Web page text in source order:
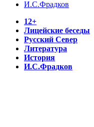
И.С.Фрадков
12+
Лицейские беседы
Русский Север
Литература
История
И.С.Фрадков